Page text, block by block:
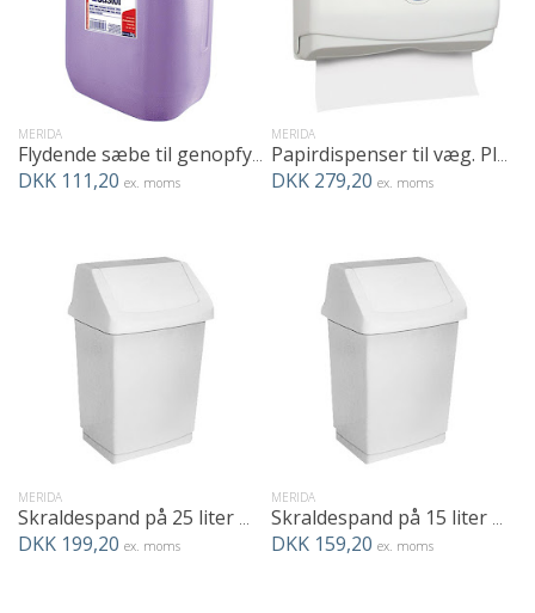
MERIDA
Flydende sæbe til genopfyldning af dispenser og lignende. 5 liter.
DKK 111,20 ex. moms
MERIDA
Papirdispenser til væg. Plads til 250 stk. papirhåndklæder
DKK 279,20 ex. moms
MERIDA
Skraldespand på 25 liter med vippelukning
DKK 199,20 ex. moms
MERIDA
Skraldespand på 15 liter med vippelukning
DKK 159,20 ex. moms